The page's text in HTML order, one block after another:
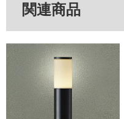
関連商品